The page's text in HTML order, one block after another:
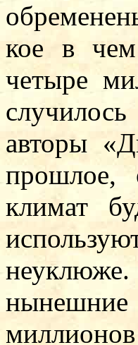
кое в чем
четыре
авторы
прошлое,
климат